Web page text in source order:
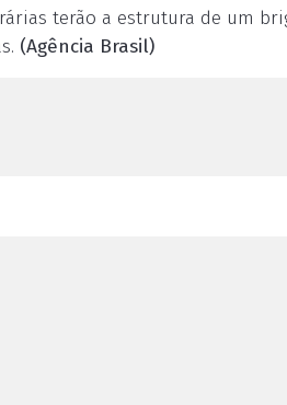
terão a estrutura de um
(Agência Brasil)